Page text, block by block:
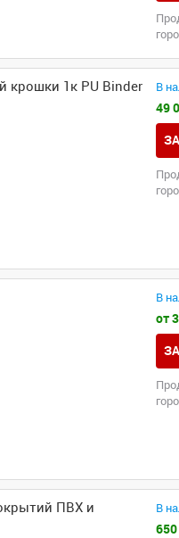
крошки 1к PU Binder В
49
В
от
ПВХ и
В